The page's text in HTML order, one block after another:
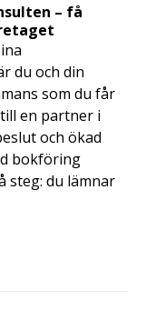
– få
du och din
som du får
en partner i
och ökad
bokföring
steg: du lämnar